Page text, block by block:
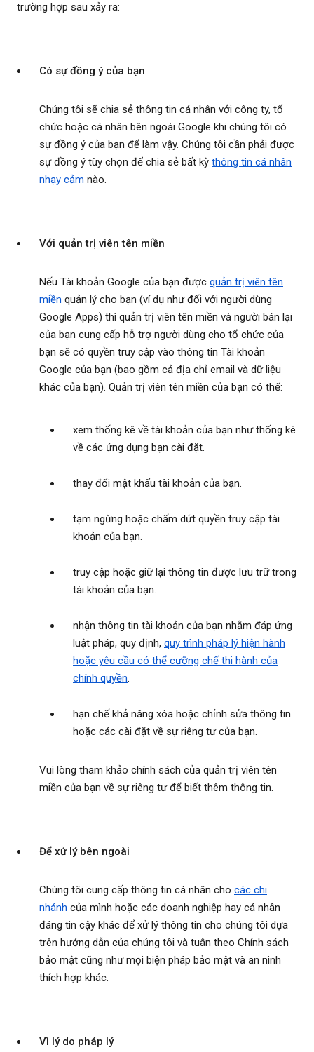
trường hợp sau xảy ra:
Có sự đồng ý của bạn
Chúng tôi sẽ chia sẻ thông tin cá nhân với công ty, tổ
chức hoặc cá nhân bên ngoài Google khi chúng tôi có
sự đồng ý của bạn để làm vậy. Chúng tôi cần phải được
sự đồng ý tùy chọn để chia sẻ bất kỳ thông tin cá nhân
nhạy cảm nào.
Với quản trị viên tên miền
Nếu Tài khoản Google của bạn được quản trị viên tên
miền quản lý cho bạn (ví dụ như đối với người dùng
Google Apps) thì quản trị viên tên miền và người bán lại
của bạn cung cấp hỗ trợ người dùng cho tổ chức của
bạn sẽ có quyền truy cập vào thông tin Tài khoản
Google của bạn (bao gồm cả địa chỉ email và dữ liệu
khác của bạn). Quản trị viên tên miền của bạn có thể:
xem thống kê về tài khoản của bạn như thống kê
về các ứng dụng bạn cài đặt.
thay đổi mật khẩu tài khoản của bạn.
tạm ngừng hoặc chấm dứt quyền truy cập tài
khoản của bạn.
truy cập hoặc giữ lại thông tin được lưu trữ trong
tài khoản của bạn.
nhận thông tin tài khoản của bạn nhằm đáp ứng
luật pháp, quy định, quy trình pháp lý hiện hành
hoặc yêu cầu có thể cưỡng chế thi hành của
chính quyền.
hạn chế khả năng xóa hoặc chỉnh sửa thông tin
hoặc các cài đặt về sự riêng tư của bạn.
Vui lòng tham khảo chính sách của quản trị viên tên
miền của bạn về sự riêng tư để biết thêm thông tin.
Để xử lý bên ngoài
Chúng tôi cung cấp thông tin cá nhân cho các chi
nhánh của mình hoặc các doanh nghiệp hay cá nhân
đáng tin cậy khác để xử lý thông tin cho chúng tôi dựa
trên hướng dẫn của chúng tôi và tuân theo Chính sách
bảo mật cũng như mọi biện pháp bảo mật và an ninh
thích hợp khác.
Vì lý do pháp lý